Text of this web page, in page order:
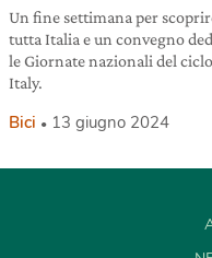
Un fine settimana per
tutta Italia e un convegno
le Giornate nazionali del
Italy.
Bici 13 giugno 2024